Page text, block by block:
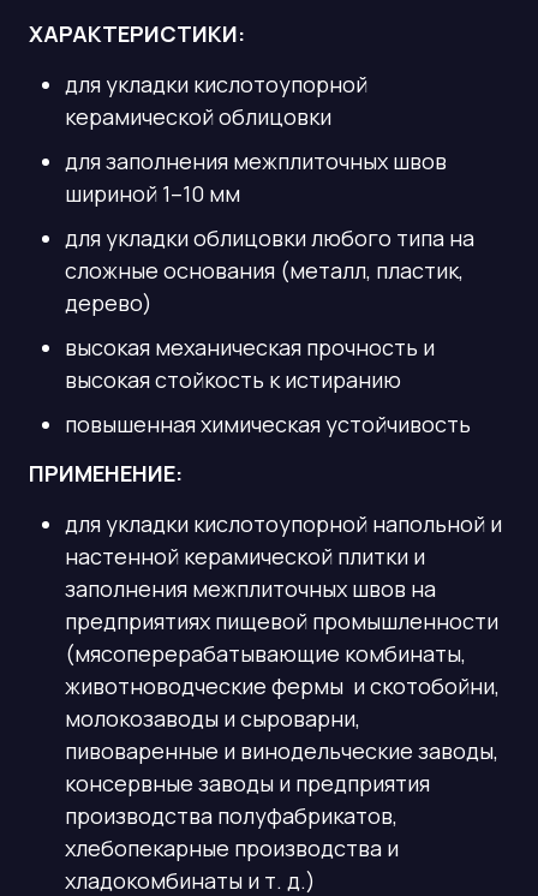
ХАРАКТЕРИСТИКИ:
для укладки кислотоупорной
керамической облицовки
для заполнения межплиточных швов
шириной 1–10 мм
для укладки облицовки любого типа на
сложные основания (металл, пластик,
дерево)
высокая механическая прочность и
высокая стойкость к истиранию
повышенная химическая устойчивость
ПРИМЕНЕНИЕ:
для укладки кислотоупорной напольной и
настенной керамической плитки и
заполнения межплиточных швов на
предприятиях пищевой промышленности
(мясоперерабатывающие комбинаты,
животноводческие фермы и скотобойни,
молокозаводы и сыроварни,
пивоваренные и винодельческие заводы,
консервные заводы и предприятия
производства полуфабрикатов,
хлебопекарные производства и
хладокомбинаты и т. д.)